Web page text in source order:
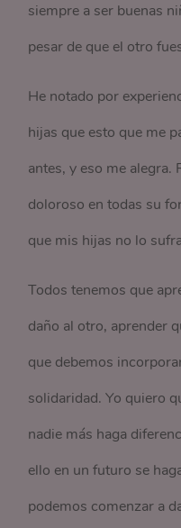
siempre a ser buenas
pesar de que el otro
He notado por
hijas que esto que me
antes, y eso me alegra.
doloroso en todas su
que mis hijas no lo
Todos tenemos que
daño al otro, aprender
que debemos
solidaridad. Yo quiero
nadie más haga
ello en un futuro se
podemos comenzar a